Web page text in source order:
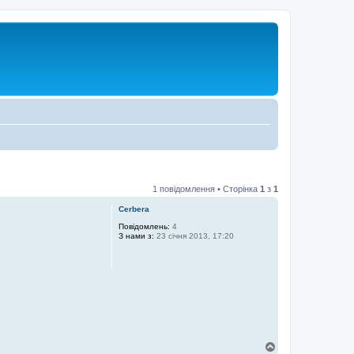
1 повідомлення • Сторінка 1 з 1
Cerbera
Повідомлень: 4
З нами з: 23 січня 2013, 17:20